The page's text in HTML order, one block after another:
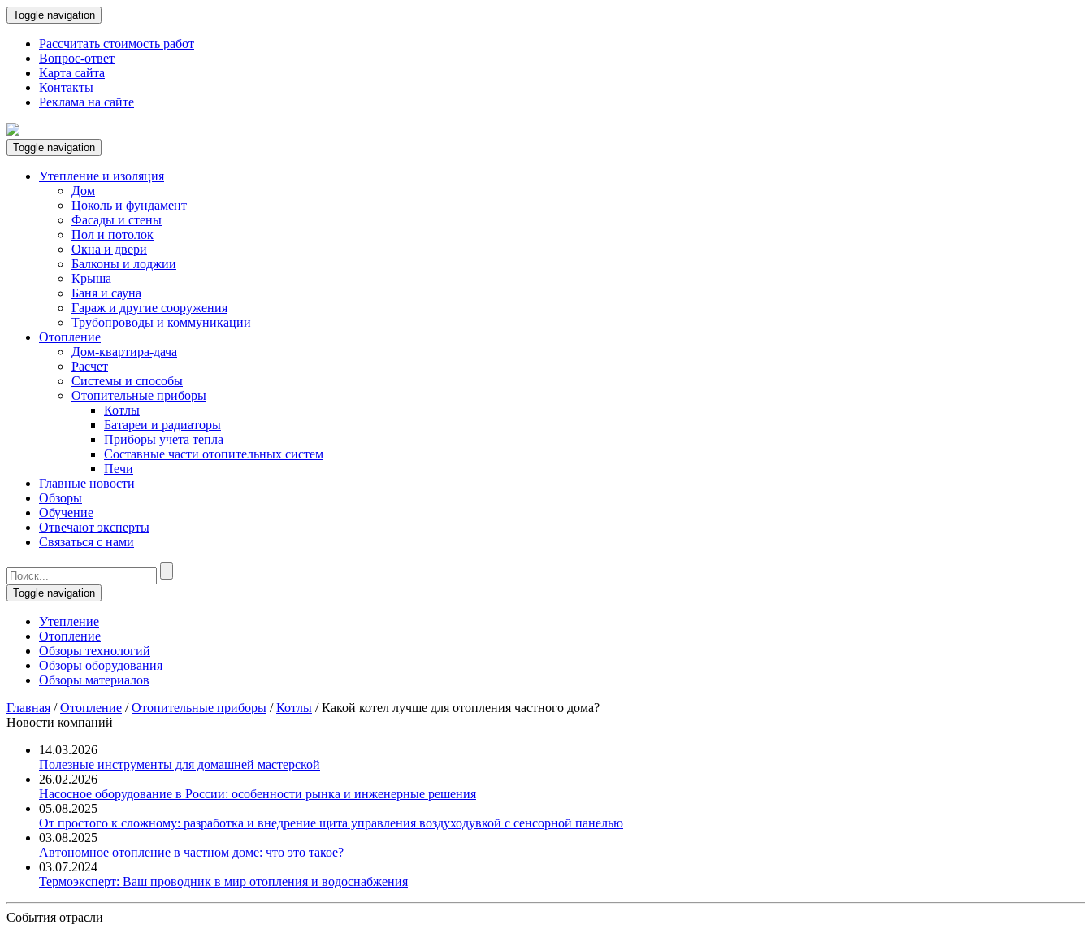
Toggle navigation
Рассчитать стоимость работ
Вопрос-ответ
Карта сайта
Контакты
Реклама на сайте
Toggle navigation
Утепление и изоляция
Дом
Цоколь и фундамент
Фасады и стены
Пол и потолок
Окна и двери
Балконы и лоджии
Крыша
Баня и сауна
Гараж и другие сооружения
Трубопроводы и коммуникации
Отопление
Дом-квартира-дача
Расчет
Системы и способы
Отопительные приборы
Котлы
Батареи и радиаторы
Приборы учета тепла
Составные части отопительных систем
Печи
Главные новости
Обзоры
Обучение
Отвечают эксперты
Связаться с нами
Toggle navigation
Утепление
Отопление
Обзоры технологий
Обзоры оборудования
Обзоры материалов
Главная /Отопление /Отопительные приборы /Котлы /Какой котел лучше для отопления частного дома?
Новости компаний
14.03.2026
Полезные инструменты для домашней мастерской
26.02.2026
Насосное оборудование в России: особенности рынка и инженерные решения
05.08.2025
От простого к сложному: разработка и внедрение щита управления воздуходувкой с сенсорной панелью
03.08.2025
Автономное отопление в частном доме: что это такое?
03.07.2024
Термоэксперт: Ваш проводник в мир отопления и водоснабжения
События отрасли